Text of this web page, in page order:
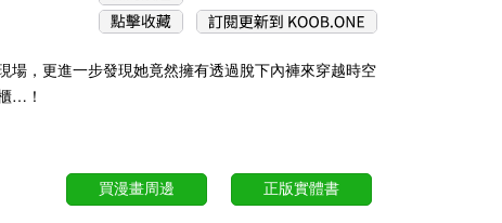
，更進一步發現她竟然擁有透過脫下內褲來穿越時空
…！
買漫畫周邊 正版實體書